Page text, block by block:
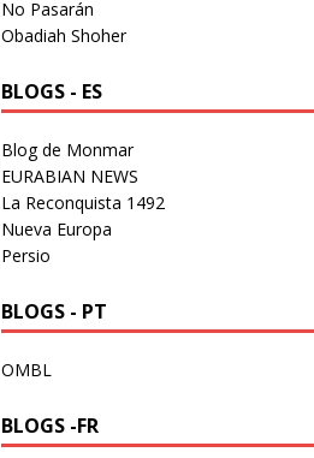
No Pasarán
Obadiah Shoher
BLOGS - ES
Blog de Monmar
EURABIAN NEWS
La Reconquista 1492
Nueva Europa
Persio
BLOGS - PT
OMBL
BLOGS -FR